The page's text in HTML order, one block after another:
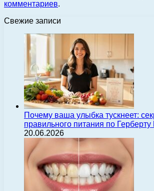
комментариев.
Свежие записи
Почему ваша улыбка тускнеет:
правильного питания по
20.06.2026